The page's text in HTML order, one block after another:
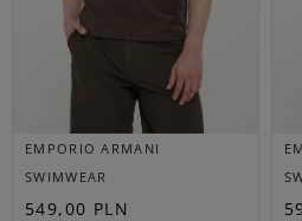
EMPORIO ARMANI
SWIMWEAR
549,00 PLN